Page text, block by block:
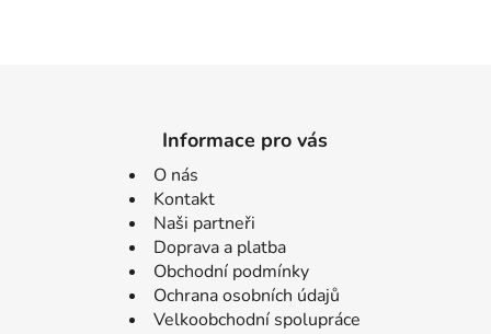
Informace pro vás
O nás
Kontakt
Naši partneři
Doprava a platba
Obchodní podmínky
Ochrana osobních údajů
Velkoobchodní spolupráce